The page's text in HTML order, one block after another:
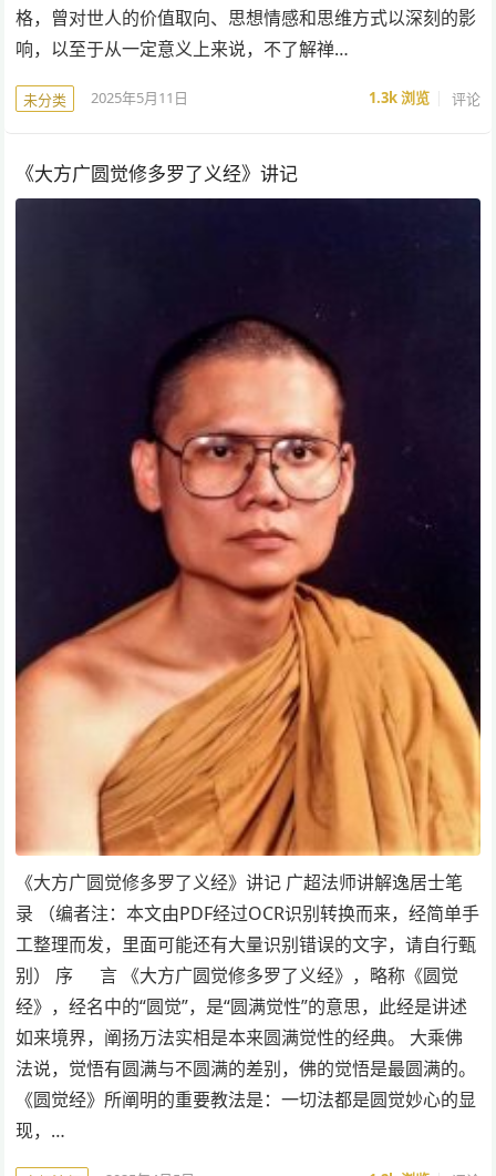
格，曾对世人的价值取向、思想情感和思维方式以深刻的影
响，以至于从一定意义上来说，不了解禅…
未分类 2025年5月11日 1.3k浏览 评论
《大方广圆觉修多罗了义经》讲记
《大方广圆觉修多罗了义经》讲记 广超法师讲解逸居士笔
录 （编者注：本文由PDF经过OCR识别转换而来，经简单手
工整理而发，里面可能还有大量识别错误的文字，请自行甄
别） 序 言 《大方广圆觉修多罗了义经》，略称《圆觉
经》，经名中的“圆觉”，是“圆满觉性”的意思，此经是讲述
如来境界，阐扬万法实相是本来圆满觉性的经典。 大乘佛
法说，觉悟有圆满与不圆满的差别，佛的觉悟是最圆满的。
《圆觉经》所阐明的重要教法是：一切法都是圆觉妙心的显
现，…